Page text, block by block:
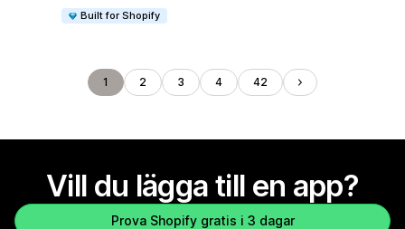
Built for Shopify
1 2 3 4 42
Vill du lägga till en app?
Prova Shopify gratis i 3 dagar